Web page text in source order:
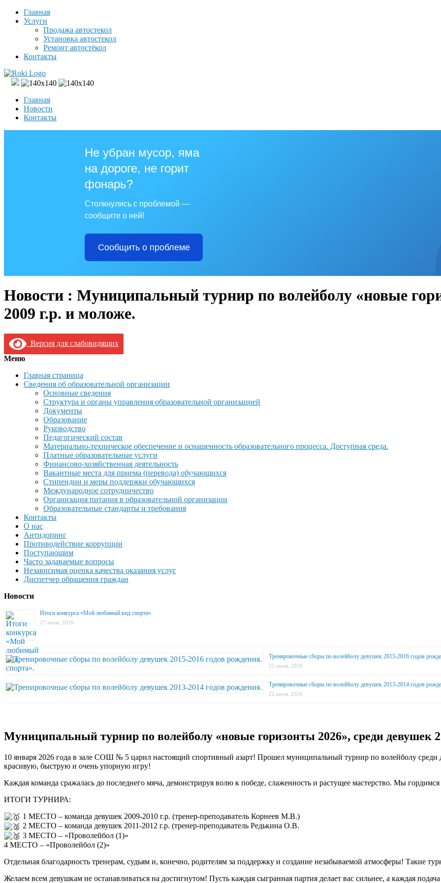
Главная
Услуги
Продажа автостекол
Установка автостекол
Ремонт автостёкол
Контакты
Главная
Новости
Контакты
Не убран мусор, яма
на дороге, не горит
фонарь?
Столкнулись с проблемой —
сообщите о ней!
Сообщить о проблеме
Новости : Муниципальный турнир по волейболу «новые
2009 г.р. и моложе.
Версия для слабовидящих
Меню
Главная страница
Сведения об образовательной организации
Основные сведения
Структура и органы управления образовательной организацией
Документы
Образование
Руководство
Педагогический состав
Материально-техническое обеспечение и оснащенность образовательного процесса. Доступная среда.
Платные образовательные услуги
Финансово-хозяйственная деятельность
Вакантные места для приема (перевода) обучающихся
Стипендии и меры поддержки обучающихся
Международное сотрудничество
Организация питания в образовательной организации
Образовательные стандарты и требования
Контакты
О нас
Антидопинг
Противодействие коррупции
Поступающим
Часто задаваемые вопросы
Независимая оценка качества оказания услуг
Диспетчер обращения граждан
Новости
Итоги конкурса «Мой любимый вид спорта».
27 июля, 2026
Тренировочные сборы по волейболу девушек 2015-2016 годов
22 июля, 2026
Тренировочные сборы по волейболу девушек 2013-2014 годов
22 июля, 2026
Муниципальный турнир по волейболу «новые горизонты 2026», среди девушек
10 января 2026 года в зале СОШ № 5 царил настоящий спортивный азарт! Прошел муниципальный турнир по волейболу
красивую, быструю и очень упорную игру!
Каждая команда сражалась до последнего мяча, демонстрируя волю к победе, слаженность и растущее мастерство. Мы
ИТОГИ ТУРНИРА:
1 МЕСТО – команда девушек 2009-2010 г.р. (тренер-преподаватель Корнеев М.В.)
2 МЕСТО – команда девушек 2011-2012 г.р. (тренер-преподаватель Редькина О.В.
3 МЕСТО – «Проволейбол (1)»
4 МЕСТО – «Проволейбол (2)»
Отдельная благодарность тренерам, судьям и, конечно, родителям за поддержку и создание незабываемой атмосферы!
Желаем всем девушкам не останавливаться на достигнутом! Пусть каждая сыгранная партия делает вас сильнее, а каждая